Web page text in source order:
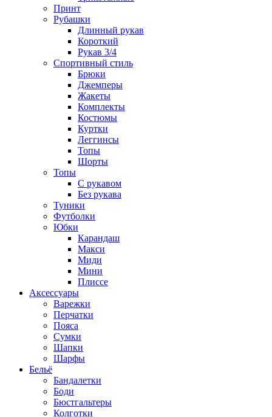
Принт
Рубашки
Длинный рукав
Короткий
Рукав 3/4
Спортивный стиль
Брюки
Джемперы
Жакеты
Комплекты
Костюмы
Куртки
Леггинсы
Топы
Шорты
Топы
C рукавом
Без рукава
Туники
Футболки
Юбки
Карандаш
Макси
Миди
Мини
Плиссе
Аксессуары
Варежки
Перчатки
Пояса
Сумки
Шапки
Шарфы
Бельё
Бандалетки
Боди
Бюстгальтеры
Колготки